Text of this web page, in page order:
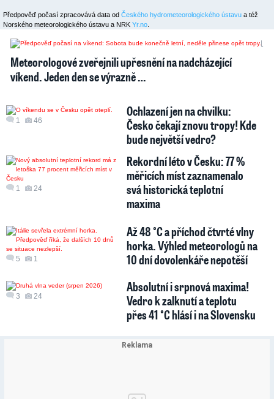
Předpověď počasí zpracovává data od Českého hydrometeorologického ústavu a též
Norského meteorologického ústavu a NRK Yr.no.
2 1
Meteorologové zveřejnili upřesnění na nadcházející
víkend. Jeden den se výrazně …
1 46
Ochlazení jen na chvilku:
Česko čekají znovu tropy! Kde
bude největší vedro?
1 24
Rekordní léto v Česku: 77 %
měřicích míst zaznamenalo
svá historická teplotní
maxima
5 1
Až 48 °C a příchod čtvrté vlny
horka. Výhled meteorologů na
10 dní dovolenkáře nepotěší
3 24
Absolutní i srpnová maxima!
Vedro k zalknutí a teplotu
přes 41 °C hlásí i na Slovensku